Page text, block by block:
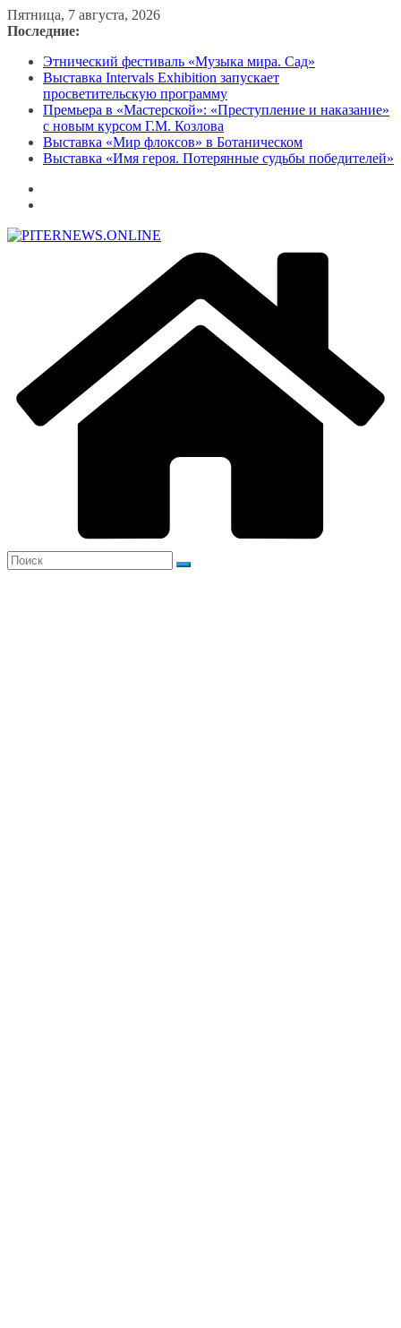
Перейти
к
Пятница, 7 августа, 2026
Последние:
Этнический фестиваль «Музыка мира. Сад»
Выставка Intervals Exhibition запускает
просветительскую программу
Премьера в «Мастерской»: «Преступление и наказание»
с новым курсом Г.М. Козлова
Выставка «Мир флоксов» в Ботаническом
Выставка «Имя героя. Потерянные судьбы победителей»